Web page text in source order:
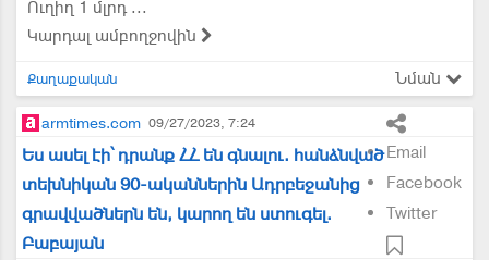
Ուղիղ 1 մլրդ ...
Կարդալ ամբողջովին
Քաղաքական Նման
armtimes.com 09/27/2023, 7:24
Email
Facebook
Twitter
Ես ասել էի՝ դրանք ՀՀ են գնալու. հանձնված
տեխնիկան 90-ականներին Ադրբեջանից
գրավվածներն են, կարող են ստուգել.
Բաբայան